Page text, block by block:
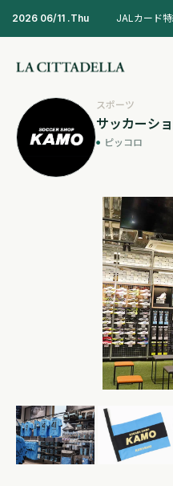
2026 06/11 .Thu JALカード
スポーツ
サッカーシ
ピッコロ